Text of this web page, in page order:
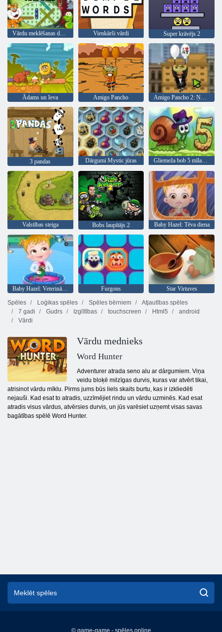
Vārdu meklēšanas dzīvnieki Vienkārši vārdi Super krāvējs 2
Ādams un Ieva Amigo Pancho Amigo Pancho 2: Ņujorkas ballīte
3 pandas Dārgumi Mystic jūras Gliemeža bob 5 mīlas stāsts
Valstības steiga Bobs laupītājs 2 Baby Hazel: Tēva diena
Baby Hazel: Veterinārārsts Furgons
Star Virtuves
Spēles
Loģikas spēles Spēles bērniem
Atjautības spēles
7 gadi
Gudrs Izglītības touchscreen Html5
android
Vārdi
Vārdu mednieks
Word Hunter
Adventurer atrada seno alu ar dārgumiem. Viņa
veidu bloķē milzīgas durvis, kuras var atvērt tikai,
atrisinot vārdu mīklu. Pirms jums būs liels skaits burtu, kas ir izkliedēti
nejauši. Kad esat to atradis, uzzīmējiet rindu un vārdu uzminēs. Kad esat
atradis visus vārdus, atvērsies durvis, un jūs varēsiet uzņemt visas savas
bagātības spēlē Word Hunter.
© game-game - spēles online